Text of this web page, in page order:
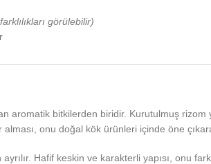
görülebilir)
aromatik bitkilerden biridir. Kurutulmuş
onu doğal kök ürünleri içinde öne
Hafif keskin ve karakterli yapısı, onu